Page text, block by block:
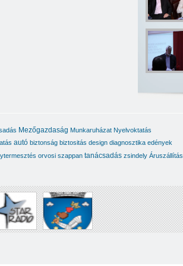
Mezőgazdaság Munkaruházat Nyelvoktatás
autó biztonság biztositás design diagnosztika edények
orvosi szappan tanácsadás zsindely Áruszállítás